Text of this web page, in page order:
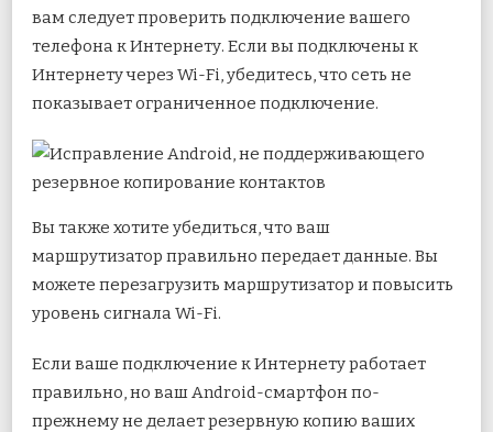
вам следует проверить подключение вашего
телефона к Интернету. Если вы подключены к
Интернету через Wi-Fi, убедитесь, что сеть не
показывает ограниченное подключение.
Вы также хотите убедиться, что ваш
маршрутизатор правильно передает данные. Вы
можете перезагрузить маршрутизатор и повысить
уровень сигнала Wi-Fi.
Если ваше подключение к Интернету работает
правильно, но ваш Android-смартфон по-
прежнему не делает резервную копию ваших